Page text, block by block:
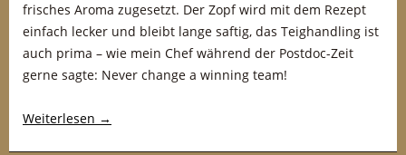
frisches Aroma zugesetzt. Der Zopf wird mit dem Rezept
einfach lecker und bleibt lange saftig, das Teighandling ist
auch prima – wie mein Chef während der Postdoc-Zeit
gerne sagte: Never change a winning team!
Weiterlesen →